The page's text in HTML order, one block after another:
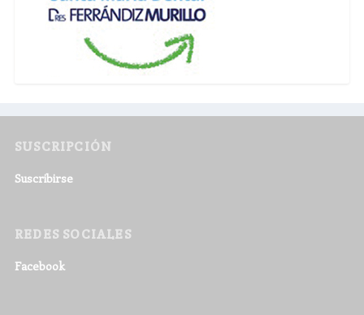
SUSCRIPCIÓN
Suscribirse
REDES SOCIALES
Facebook